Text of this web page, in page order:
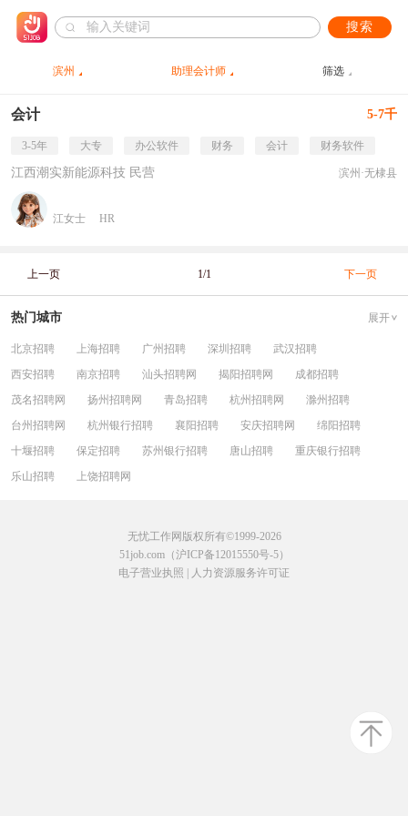
搜索
滨州 助理会计师 筛选
会计 5-7千
3-5年 大专 办公软件 财务 会计 财务软件
江西潮实新能源科技 民营 滨州·无棣县
江女士 HR
上一页 1/1 下一页
热门城市 展开
北京招聘 上海招聘 广州招聘 深圳招聘
武汉招聘
西安招聘
南京招聘 汕头招聘网 揭阳招聘网
成都招聘
茂名招聘网
扬州招聘网 青岛招聘 杭州招聘网
滁州招聘
台州招聘网
杭州银行招聘 襄阳招聘 安庆招聘网
绵阳招聘
十堰招聘
保定招聘 苏州银行招聘 唐山招聘
重庆银行招聘
乐山招聘
上饶招聘网
无忧工作网版权所有©1999-2026
51job.com（沪ICP备12015550号-5）
电子营业执照
人力资源服务许可证